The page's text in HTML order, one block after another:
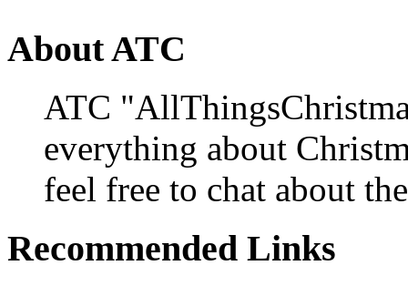
About ATC
ATC
everything about
feel free to chat about
Recommended Links